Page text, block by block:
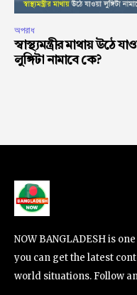
অপরাধ
স্বাস্থ্যমন্ত্রীর মাথায় উঠে
লুঙ্গিটা নামাবে কে?
NOW BANGLADESH is
you can get the latest
world situations. Follow